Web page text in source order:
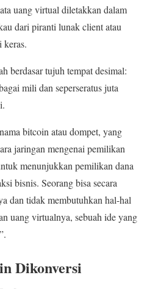
uang virtual diletakkan dalam
dari piranti lunak client atau
keras.
berdasar tujuh tempat desimal:
mili dan seperseratus juta
bitcoin atau dompet, yang
jaringan mengenai pemilikan
menunjukkan pemilikan dana
bisnis. Seorang bisa secara
dan tidak membutuhkan hal-hal
uang virtualnya, sebuah ide yang
Dikonversi